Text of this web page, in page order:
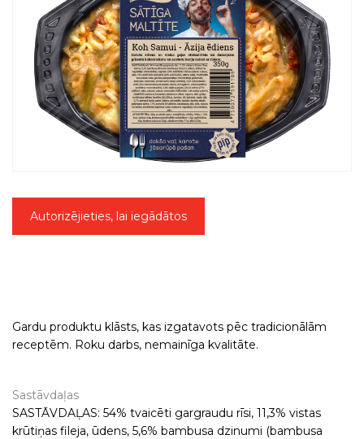
Autorizējieties, lai iegādātos
Gardu produktu klāsts, kas izgatavots pēc tradicionālām
receptēm. Roku darbs, nemainīga kvalitāte.
Sastāvdaļas
SASTĀVDAĻAS: 54% tvaicēti gargraudu rīsi, 11,3% vistas
krūtiņas fileja, ūdens, 5,6% bambusa dzinumi (bambusa